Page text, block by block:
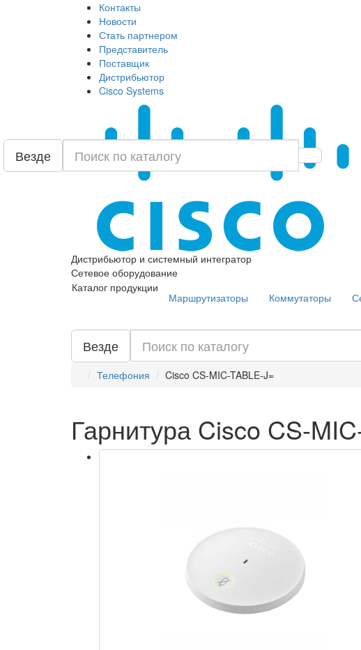
Контакты
Новости
Стать партнером
Представитель
Поставщик
Дистрибьютор
Cisco Systems
Дистрибьютор и системный интегратор
Сетевое оборудование
Везде
Каталог продукции
Маршрутизаторы Коммутаторы
Везде
Телефония Cisco CS-MIC-TABLE-J=
Гарнитура Cisco CS-